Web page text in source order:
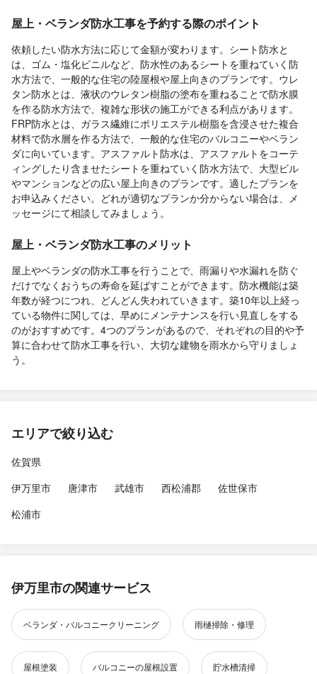
屋上・ベランダ防水工事を予約する際のポイント
依頼したい防水方法に応じて金額が変わります。シート防水と
は、ゴム・塩化ビニルなど、防水性のあるシートを重ねていく防
水方法で、一般的な住宅の陸屋根や屋上向きのプランです。ウレ
タン防水とは、液状のウレタン樹脂の塗布を重ねることで防水膜
を作る防水方法で、複雑な形状の施工ができる利点があります。
FRP防水とは、ガラス繊維にポリエステル樹脂を含浸させた複合
材料で防水層を作る方法で、一般的な住宅のバルコニーやベラン
ダに向いています。アスファルト防水は、アスファルトをコーテ
ィングしたり含ませたシートを重ねていく防水方法で、大型ビル
やマンションなどの広い屋上向きのプランです。適したプランを
お申込みください。どれが適切なプランか分からない場合は、メ
ッセージにて相談してみましょう。
屋上・ベランダ防水工事のメリット
屋上やベランダの防水工事を行うことで、雨漏りや水漏れを防ぐ
だけでなくおうちの寿命を延ばすことができます。防水機能は築
年数が経つにつれ、どんどん失われていきます。築10年以上経っ
ている物件に関しては、早めにメンテナンスを行い見直しをする
のがおすすめです。4つのプランがあるので、それぞれの目的や予
算に合わせて防水工事を行い、大切な建物を雨水から守りましょ
う。
エリアで絞り込む
佐賀県
伊万里市
唐津市 武雄市 西松浦郡
佐世保市
松浦市
伊万里市の関連サービス
ベランダ・バルコニークリーニング 雨樋掃除・修理
屋根塗装 バルコニーの屋根設置 貯水槽清掃